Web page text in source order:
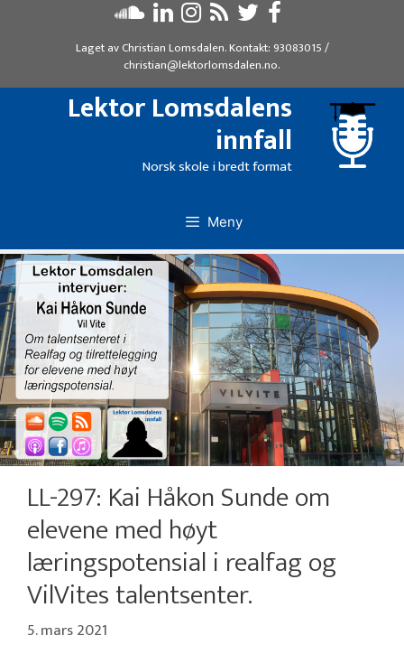
Laget avChristian Lomsdalen. Kontakt: 93083015/
christian@lektorlomsdalen.no.
Lektor Lomsdalens
innfall
Norsk skole i bredt format
Meny
LL-297: Kai Håkon Sunde om
elevene med høyt
læringspotensial i realfag og
VilVites talentsenter.
5. mars 2021